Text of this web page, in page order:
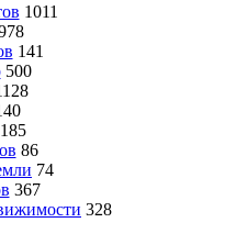
1011
141
500
185
86
74
367
328